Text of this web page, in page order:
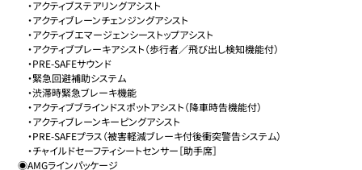
・アクティブステアリングアシスト
・アクティブレーンチェンジングアシスト
・アクティブエマージェンシーストップアシスト
・アクティブプレーキアシスト（歩行者／飛び出し検知機能付）
・PRE-SAFEサウンド
・緊急回避補助システム
・渋滞時緊急ブレーキ機能
・アクティブブラインドスポットアシスト（降車時告機能付）
・アクティブレーンキーピングアシスト
・PRE-SAFEプラス（被害軽減ブレーキ付後衝突警告システム）
・チャイルドセーフティシートセンサー［助手席］
◉AMGラインパッケージ